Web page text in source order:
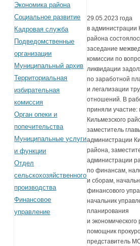
Экономика района
Социальное развитие
Кадровая служба
Подведомственные
организации
Муниципальный архив
Территориальная
избирательная
комиссия
Орган опеки и
попечительства
Муниципальные услуги
и функции
Отдел
сельскохозяйственного
производства
Финансовое
управление
29.05.2023 года
в администрации
района
заседание
комиссии по
ликвидации
по заработной
и легализации
отношений. В
приняли участие:
Кильмезского
заместитель
администрации
района,
администрации
по финансам,
и сборам,
финансового
начальник
планирования
и экономического
помощник
представитель